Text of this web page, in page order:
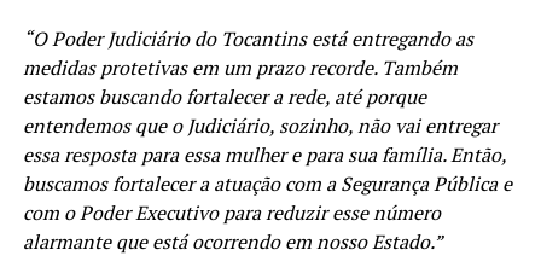
“O Poder Judiciário do Tocantins está entregando as
medidas protetivas em um prazo recorde. Também
estamos buscando fortalecer a rede, até porque
entendemos que o Judiciário, sozinho, não vai entregar
essa resposta para essa mulher e para sua família. Então,
buscamos fortalecer a atuação com a Segurança Pública e
com o Poder Executivo para reduzir esse número
alarmante que está ocorrendo em nosso Estado.”